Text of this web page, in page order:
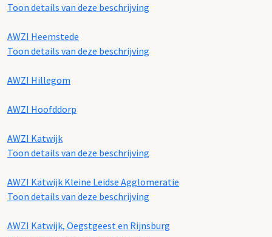
Toon details van deze beschrijving
AWZI Heemstede
Toon details van deze beschrijving
AWZI Hillegom
AWZI Hoofddorp
AWZI Katwijk
Toon details van deze beschrijving
AWZI Katwijk Kleine Leidse Agglomeratie
Toon details van deze beschrijving
AWZI Katwijk, Oegstgeest en Rijnsburg